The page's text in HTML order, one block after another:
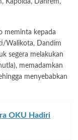
meminta kepada
Walikota, Dandim
segera melakukan
memadamkan
menyebabkan
OKU Hadiri